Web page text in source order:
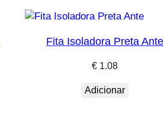
Fita Isoladora Preta Ante
€1.08
Adicionar